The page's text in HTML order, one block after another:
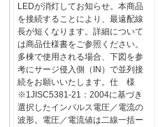
LEDが消灯してお知らせ。本商品
を接続することにより、最遠配線
長が短くなります。詳細について
は商品仕様書をご参照ください。
多棟で使用される場合、下図を参
考にサージ侵入側（IN）で並列接
続をお願いいたします。仕 様
※1JISC5381-21：2004に基づき
選択したインパルス電圧／電流の
波形。電圧／電流値は二線一括ー